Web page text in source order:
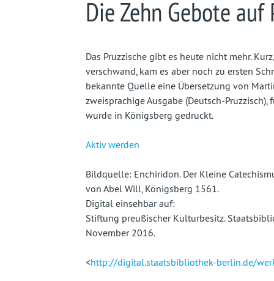
Die Zehn Gebote auf
Das Pruzzische gibt es heute nicht mehr.
verschwand, kam es aber noch zu ersten
bekannte Quelle eine Übersetzung von
zweisprachige Ausgabe (Deutsch-
wurde in Königsberg gedruckt.
Aktiv werden
Bildquelle: Enchiridon. Der Kleine
von Abel Will, Königsberg 1561.
Digital einsehbar auf:
Stiftung preußischer Kulturbesitz.
November 2016.
<http://digital.staatsbibliothek-berlin.de/